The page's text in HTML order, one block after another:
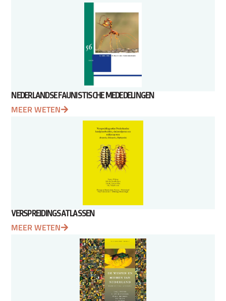
NEDERLANDSE FAUNISTISCHE MEDEDELINGEN
MEER WETEN
VERSPREIDINGSATLASSEN
MEER WETEN